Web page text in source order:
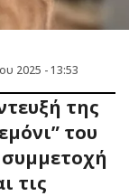
2025 - 13:53
της
του
τις